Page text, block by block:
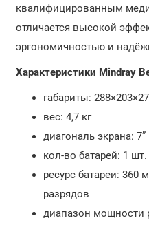
квалифицированным
отличается высокой
эргономичностью и
Характеристики Mindray
габариты:
вес: 4,7 кг
диагональ экрана: 7”
кол-во батарей: 1 шт.
ресурс батареи: 360
разрядов
диапазон мощности